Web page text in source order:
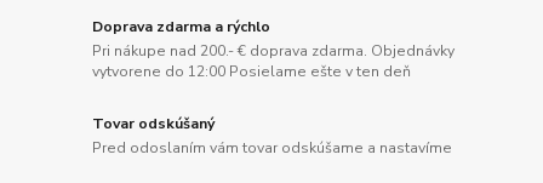
Doprava zdarma a rýchlo
Pri nákupe nad 200.- € doprava zdarma. Objednávky
vytvorene do 12:00 Posielame ešte v ten deň
Tovar odskúšaný
Pred odoslaním vám tovar odskúšame a nastavíme